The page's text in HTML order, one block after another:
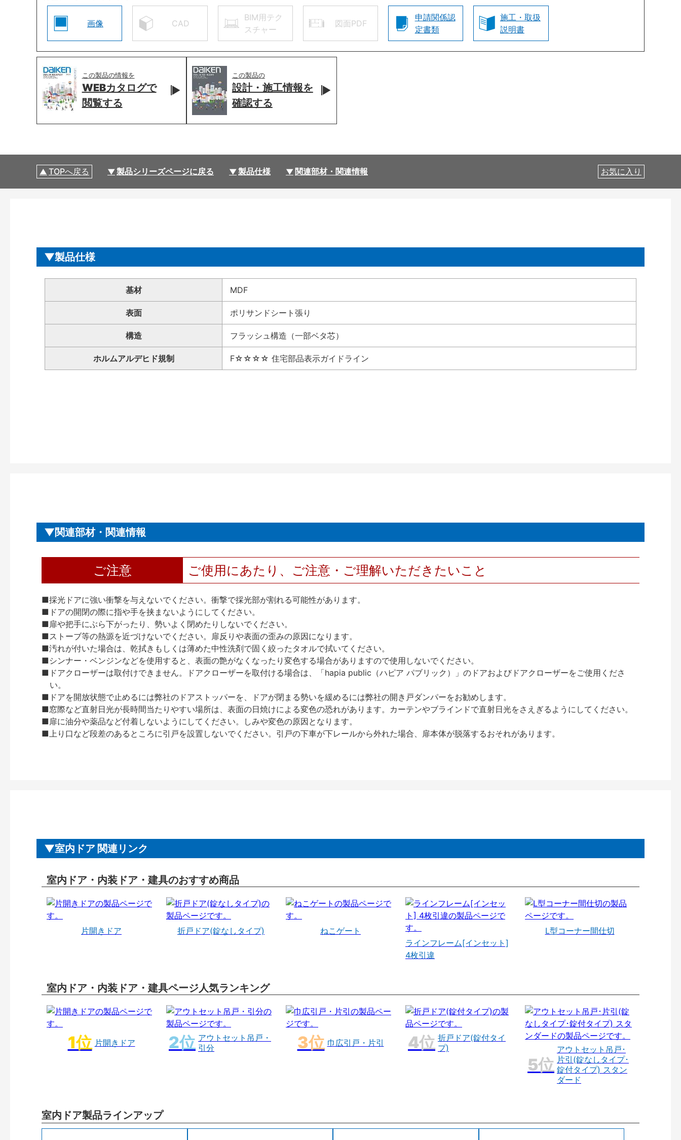
画像 CAD
BIM用テク
スチャー
図面PDF
申請関係認
定書類
施工・取扱
説明書
この製品の情報を
WEBカタログで
閲覧する
この製品の
設計・施工情報を
確認する
TOPへ戻る 製品シリーズページに戻る 製品仕様 関連部材・関連情報 お気に入り
製品仕様
基材 MDF
表面 ポリサンドシート張り
構造 フラッシュ構造（一部ベタ芯）
ホルムアルデヒド規制 F☆☆☆☆ 住宅部品表示ガイドライン
関連部材・関連情報
ご注意 ご使用にあたり、ご注意・ご理解いただきたいこと
■採光ドアに強い衝撃を与えないでください。衝撃で採光部が割れる可能性があります。
■ドアの開閉の際に指や手を挟まないようにしてください。
■扉や把手にぶら下がったり、勢いよく閉めたりしないでください。
■ストーブ等の熱源を近づけないでください。扉反りや表面の歪みの原因になります。
■汚れが付いた場合は、乾拭きもしくは薄めた中性洗剤で固く絞ったタオルで拭いてください。
■シンナー・ベンジンなどを使用すると、表面の艶がなくなったり変色する場合がありますので使用しないでください。
■ドアクローザーは取付けできません。ドアクローザーを取付ける場合は、「hapia public（ハピア パブリック）」のドアおよびドアクローザーをご使用くださ
い。
■ドアを開放状態で止めるには弊社のドアストッパーを、ドアが閉まる勢いを緩めるには弊社の開き戸ダンパーをお勧めします。
■窓際など直射日光が長時間当たりやすい場所は、表面の日焼けによる変色の恐れがあります。カーテンやブラインドで直射日光をさえぎるようにしてください。
■扉に油分や薬品など付着しないようにしてください。しみや変色の原因となります。
■上り口など段差のあるところに引戸を設置しないでください。引戸の下車が下レールから外れた場合、扉本体が脱落するおそれがあります。
室内ドア 関連リンク
室内ドア・内装ドア・建具のおすすめ商品
片開きドア 折戸ドア(錠なしタイプ)
ねこゲート
ラインフレーム[インセット]
4枚引違
L型コーナー間仕切
室内ドア・内装ドア・建具ページ人気ランキング
片開きドア
アウトセット吊戸・
引分
巾広引戸・片引
折戸ドア(錠付タイ
プ)
アウトセット吊戸･
片引(錠なしタイプ･
錠付タイプ) スタン
ダード
室内ドア製品ラインアップ